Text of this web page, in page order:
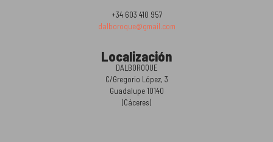
+34 603 410 957
dalboroque@gmail.com
Localización
DALBOROQUE
C/Gregorio López, 3
Guadalupe 10140
(Cáceres)